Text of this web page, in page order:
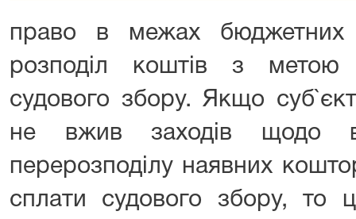
право в межах бюджетних
розподіл коштів з метою
судового збору. Якщо
не вжив заходів щодо
перерозподілу наявних
сплати судового збору, то